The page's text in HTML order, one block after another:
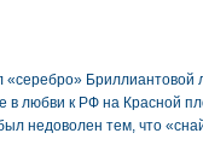
«серебро» Бриллиантовой
в любви к РФ на Красной
недоволен тем, что